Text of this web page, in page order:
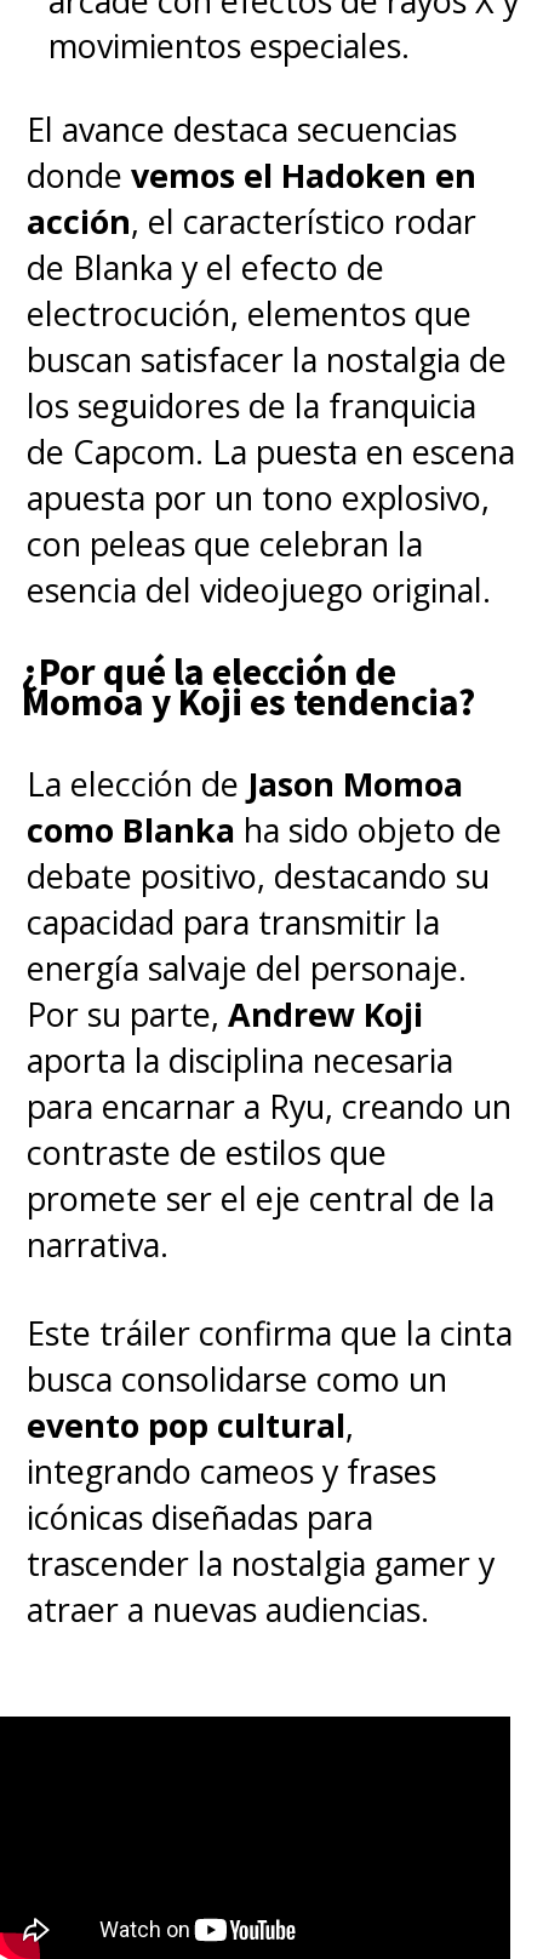
movimientos especiales.
El avance destaca secuencias
dondevemos el Hadoken en
acción, el característico rodar
de Blanka y el efecto de
electrocución, elementos que
buscan satisfacer la nostalgia de
los seguidores de la franquicia
de Capcom. La puesta en escena
apuesta por un tono explosivo,
con peleas que celebran la
esencia del videojuego original.
¿Por qué la elección de
Momoa y Koji es tendencia?
La elección de Jason Momoa
como Blanka ha sido objeto de
debate positivo, destacando su
capacidad para transmitir la
energía salvaje del personaje.
Por su parte,Andrew Koji
aporta la disciplina necesaria
para encarnar a Ryu, creando un
contraste de estilos que
promete ser el eje central de la
narrativa.
Este tráiler confirma que la cinta
busca consolidarse como un
evento pop cultural,
integrando cameos y frases
icónicas diseñadas para
trascender la nostalgia gamer y
atraer a nuevas audiencias.